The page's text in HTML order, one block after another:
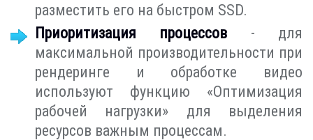
разместить его на быстром SSD.
Приоритизация процессов - для
максимальной производительности при
рендеринге и обработке видео
используют функцию «Оптимизация
рабочей нагрузки» для выделения
ресурсов важным процессам.